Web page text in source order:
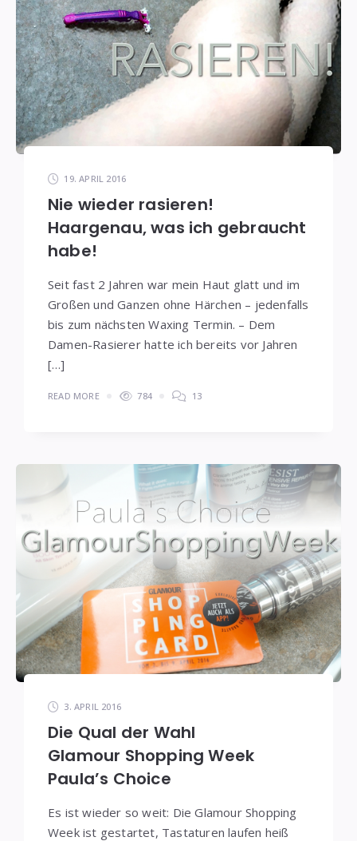
19. APRIL 2016
Nie wieder rasieren!
Haargenau, was ich gebraucht
habe!
Seit fast 2 Jahren war mein Haut glatt und im
Großen und Ganzen ohne Härchen – jedenfalls
bis zum nächsten Waxing Termin. – Dem
Damen-Rasierer hatte ich bereits vor Jahren
[…]
READ MORE 784 13
3. APRIL 2016
Die Qual der Wahl
Glamour Shopping Week
Paula’s Choice
Es ist wieder so weit: Die Glamour Shopping
Week ist gestartet, Tastaturen laufen heiß